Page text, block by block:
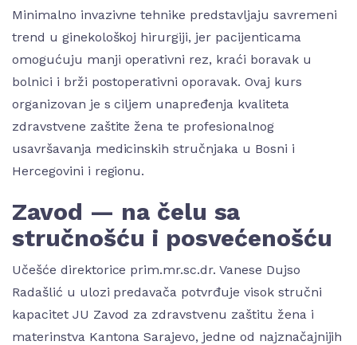
Minimalno invazivne tehnike predstavljaju savremeni
trend u ginekološkoj hirurgiji, jer pacijenticama
omogućuju manji operativni rez, kraći boravak u
bolnici i brži postoperativni oporavak. Ovaj kurs
organizovan je s ciljem unapređenja kvaliteta
zdravstvene zaštite žena te profesionalnog
usavršavanja medicinskih stručnjaka u Bosni i
Hercegovini i regionu.
Zavod — na čelu sa
stručnošću i posvećenošću
Učešće direktorice prim.mr.sc.dr. Vanese Dujso
Radašlić u ulozi predavača potvrđuje visok stručni
kapacitet JU Zavod za zdravstvenu zaštitu žena i
materinstva Kantona Sarajevo, jedne od najznačajnijih